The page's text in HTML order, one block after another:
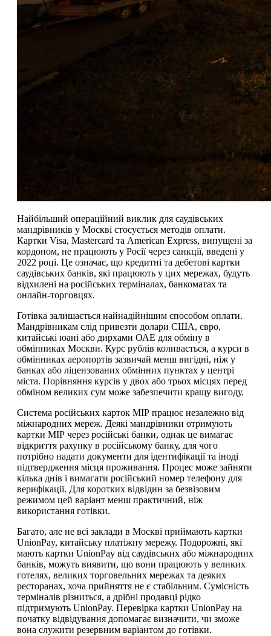
Найбільший операційний виклик для саудівських
мандрівників у Москві стосується методів оплати.
Картки Visa, Mastercard та American Express, випущені за
кордоном, не працюють у Росії через санкції, введені у
2022 році. Це означає, що кредитні та дебетові картки
саудівських банків, які працюють у цих мережах, будуть
відхилені на російських терміналах, банкоматах та
онлайн-торговцях.
Готівка залишається найнадійнішим способом оплати.
Мандрівникам слід привезти долари США, євро,
китайські юані або дирхами ОАЕ для обміну в
обмінниках Москви. Курс рублів коливається, а курси в
обмінниках аеропортів зазвичай менш вигідні, ніж у
банках або ліцензованих обмінних пунктах у центрі
міста. Порівняння курсів у двох або трьох місцях перед
обміном великих сум може забезпечити кращу вигоду.
Система російських карток МІР працює незалежно від
міжнародних мереж. Деякі мандрівники отримують
картки МІР через російські банки, однак це вимагає
відкриття рахунку в російському банку, для чого
потрібно надати документи для ідентифікації та іноді
підтвердження місця проживання. Процес може зайняти
кілька днів і вимагати російський номер телефону для
верифікації. Для коротких відвідин за безвізовим
режимом цей варіант менш практичний, ніж
використання готівки.
Багато, але не всі заклади в Москві приймають картки
UnionPay, китайську платіжну мережу. Подорожні, які
мають картки UnionPay від саудівських або міжнародних
банків, можуть виявити, що вони працюють у великих
готелях, великих торговельних мережах та деяких
ресторанах, хоча прийняття не є стабільним. Сумісність
терміналів різниться, а дрібні продавці рідко
підтримують UnionPay. Перевірка картки UnionPay на
початку відвідування допомагає визначити, чи зможе
вона служити резервним варіантом до готівки.